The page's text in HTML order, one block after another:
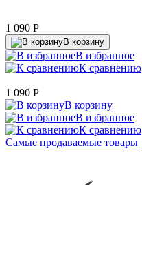
1 090 P
В корзину
В избранное
К сравнению
1 090 P
В корзину
В избранное
К сравнению
Самые продаваемые товары